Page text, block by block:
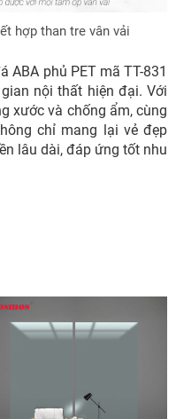
hợp than tre vân vải
ABA phủ PET mã TT-831
nội thất hiện đại. Với
xước và chống ẩm, cùng
chỉ mang lại vẻ đẹp
lâu dài, đáp ứng tốt nhu